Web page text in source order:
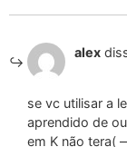
alex
se vc utilisar a
aprendido de
em K não